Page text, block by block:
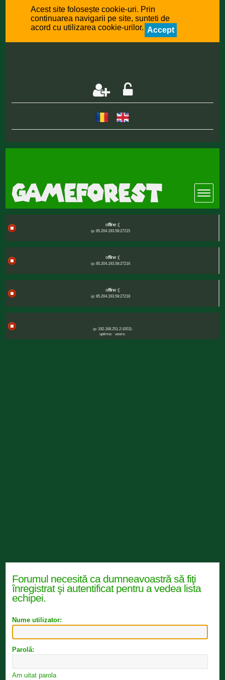
Acest site folosește cookie-uri. Prin
continuarea navigarii pe site, sunteti de
acord cu utilizarea cookie-urilor. Accept
offline :(
ip: 85.204.193.58:27215
offline :(
ip: 85.204.193.58:27216
offline :(
ip: 85.204.193.58:27218
ip: 192.168.251.2:10011:
uptime:
users:
Forumul necesită ca dumneavoastră să fiţi
înregistrat şi autentificat pentru a vedea lista
echipei.
Nume utilizator:
Parolă:
Am uitat parola